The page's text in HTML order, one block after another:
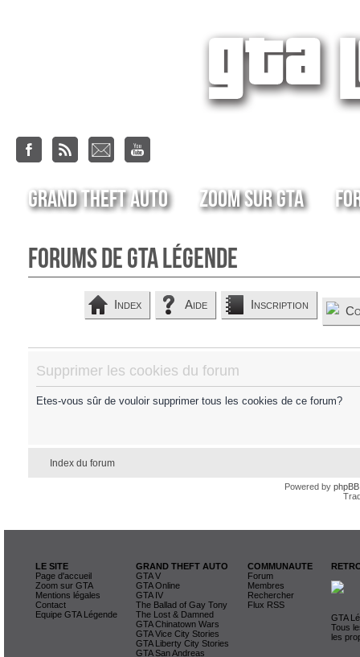
Grand Theft Auto Zoom sur GTA
Forums de GTA Légende
Index Aide Inscription
Supprimer les cookies du forum
Etes-vous sûr de vouloir supprimer tous les cookies de ce forum?
Index du forum
Powered by phpBB
LE SITE
Page d'accueil
Zoom sur GTA
Mentions légales
Contact
Equipe GTA Légende
GRAND THEFT AUTO
GTA V
GTA Online
GTA IV
The Ballad of Gay Tony
The Lost & Damned
GTA Chinatown Wars
GTA Vice City Stories
GTA Liberty City Stories
GTA San Andreas
COMMUNAUTE
Forum
Membres
Rechercher
Flux RSS
GTA
Tous
les